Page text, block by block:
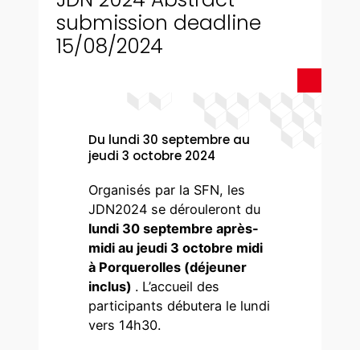
submission deadline
15/08/2024
Du lundi 30 septembre au
jeudi 3 octobre 2024
Organisés par la SFN, les
JDN2024 se dérouleront du
lundi 30 septembre après-
midi au jeudi 3 octobre midi
à Porquerolles (déjeuner
inclus) . L’accueil des
participants débutera le lundi
vers 14h30.